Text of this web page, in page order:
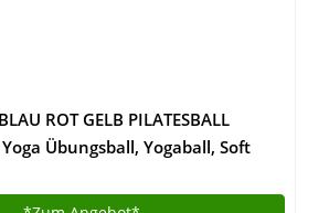
ROT GELB PILATESBALL
Übungsball, Yogaball, Soft